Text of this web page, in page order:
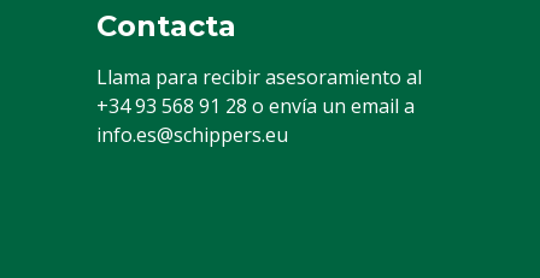
Contacta
Llama para recibir asesoramiento al
+34 93 568 91 28 o envía un email a
info.es@schippers.eu